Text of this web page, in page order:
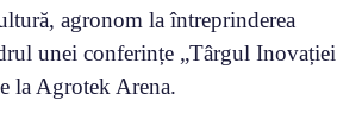
agronom la întreprinderea
unei conferințe „Târgul Inovației
la Agrotek Arena.